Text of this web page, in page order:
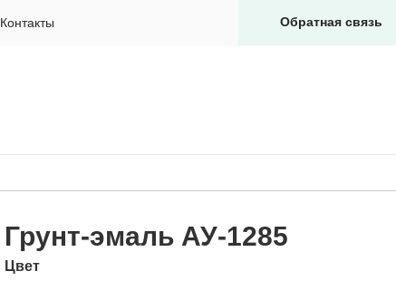
Контакты Обратная связь
Грунт-эмаль АУ-1285
Цвет